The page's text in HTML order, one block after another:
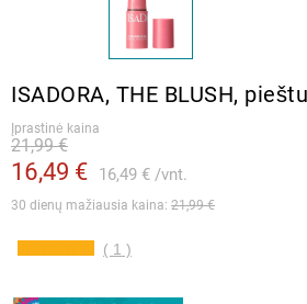
ISADORA, THE BLUSH,
Įprastinė kaina
16,49 € 16,49 € vnt.
21,99 €
30 dienų mažiausia kaina: 21,99 €
( 1 )